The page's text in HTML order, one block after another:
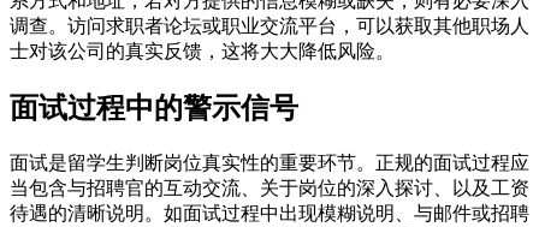
调查。访问求职者论坛或职业交流平台，可以获取其他职场人
士对该公司的真实反馈，这将大大降低风险。
面试过程中的警示信号
面试是留学生判断岗位真实性的重要环节。正规的面试过程应
当包含与招聘官的互动交流、关于岗位的深入探讨、以及工资
待遇的清晰说明。如面试过程中出现模糊说明、与邮件或招聘